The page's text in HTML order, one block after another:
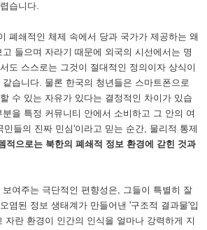
습니다.
폐쇄적인 체제 속에서 당과 국가가 제공하는 왜
들으며 자라기 때문에 외국의 시선에서는 명
도 스스로는 그것이 절대적인 정의이자 상식이
습니다. 물론 한국의 청년들은 스마트폰으로
수 있는 자유가 있다는 결정적인 차이가 있습
을 특정 커뮤니티 안에서 소비하고 그 안의 여
민들의 진짜 민심'이라고 믿는 순간, 물리적 통제
적으로는 북한의 폐쇄적 정보 환경에 갇힌 것과
여주는 극단적인 편향성은, 그들이 특별히 잘
염된 정보 생태계가 만들어낸 '구조적 결과물'입
자란 환경이 인간의 인식을 얼마나 강력하게 지